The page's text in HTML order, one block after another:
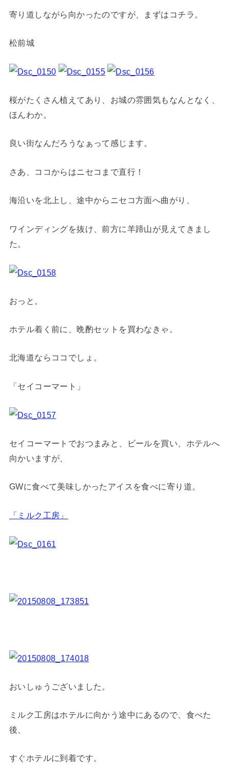
寄り道しながら向かったのですが、まずはコチラ。
松前城
桜がたくさん植えてあり、お城の雰囲気もなんとなく、
ほんわか。
良い街なんだろうなぁって感じます。
さあ、ココからはニセコまで直行！
海沿いを北上し、途中からニセコ方面へ曲がり、
ワインディングを抜け、前方に羊蹄山が見えてきまし
た。
おっと。
ホテル着く前に、晩酌セットを買わなきゃ。
北海道ならココでしょ。
「セイコーマート」
セイコーマートでおつまみと、ビールを買い、ホテルへ
向かいますが、
GWに食べて美味しかったアイスを食べに寄り道。
「ミルク工房」
おいしゅうございました。
ミルク工房はホテルに向かう途中にあるので、食べた
後、
すぐホテルに到着です。